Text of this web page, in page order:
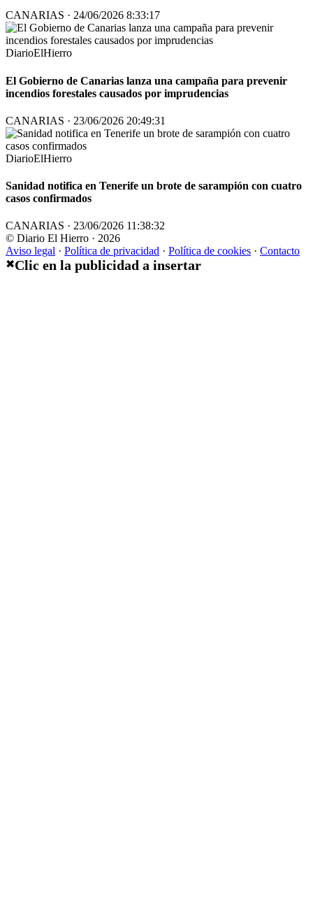
CANARIAS · 24/06/2026 8:33:17
DiarioElHierro
El Gobierno de Canarias lanza una campaña para prevenir
incendios forestales causados por imprudencias
CANARIAS · 23/06/2026 20:49:31
DiarioElHierro
Sanidad notifica en Tenerife un brote de sarampión con cuatro
casos confirmados
CANARIAS · 23/06/2026 11:38:32
© Diario El Hierro · 2026
Aviso legal · Política de privacidad · Política de cookies · Contacto
✖Clic en la publicidad a insertar